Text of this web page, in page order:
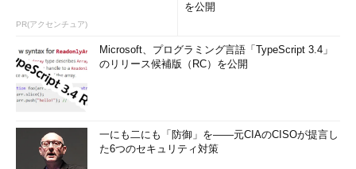
PR(アクセンチュア)
を公開
Microsoft、プログラミング言語「TypeScript 3.4」
のリリース候補版（RC）を公開
一にも二にも「防御」を――元CIAのCISOが提言し
た6つのセキュリティ対策